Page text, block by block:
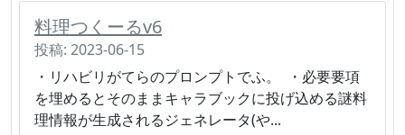
料理つくーるv6
投稿: 2023-06-15
・リハビリがてらのプロンプトでふ。 ・必要要項
を埋めるとそのままキャラブックに投げ込める謎料
理情報が生成されるジェネレータ(や...